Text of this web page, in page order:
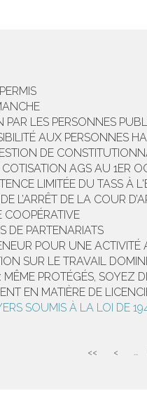
LES PERSONNES
AUX PERSONNES
DE
AGS AU 1ER
LIMITÉE DU TASS À
L’ARRÊT DE LA COUR
COOPÉRATIVE
DE PARTENARIATS
POUR UNE ACTIVITÉ
SUR LE TRAVAIL
PROTÉGÉS, SOYEZ
EN MATIÈRE DE
SOUMIS À LA LOI DE
<< < ...